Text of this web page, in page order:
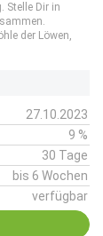
Stelle Dir in
der Löwen,
27.10.2023
9 %
30 Tage
bis 6 Wochen
verfügbar